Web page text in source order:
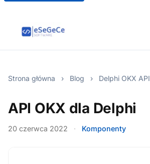
Strona główna › Blog › Delphi OKX API
API OKX dla Delphi
20 czerwca 2022 · Komponenty